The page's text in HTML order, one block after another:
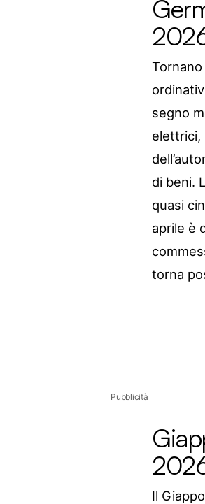
Tornano
segno
elettrici,
di beni.
quasi
aprile è
torna
Pubblicità
Il